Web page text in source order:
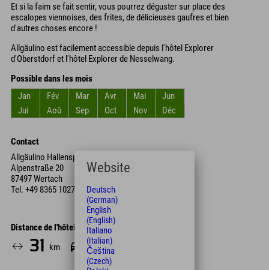
Et si la faim se fait sentir, vous pourrez déguster sur place des
escalopes viennoises, des frites, de délicieuses gaufres et bien
d'autres choses encore !
Allgäulino est facilement accessible depuis l'hôtel Explorer
d'Oberstdorf et l'hôtel Explorer de Nesselwang.
Possible dans les mois
Jan
Fév Mar Avr Mai
Jun
Jui
Aoû Sep Oct Nov Déc
Contact
Allgäulino Hallenspielplatz
Alpenstraße 20
87497 Wertach
Tel. +49 8365 1027
Distance de l'hôtel
31 km 33 Min.
Website
Deutsch
(German)
English
(English)
Italiano
(Italian)
Čeština
(Czech)